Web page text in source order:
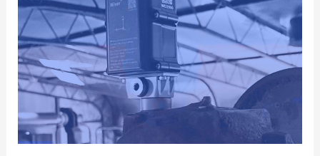
acelerómetros
y
los
sensores
vibración